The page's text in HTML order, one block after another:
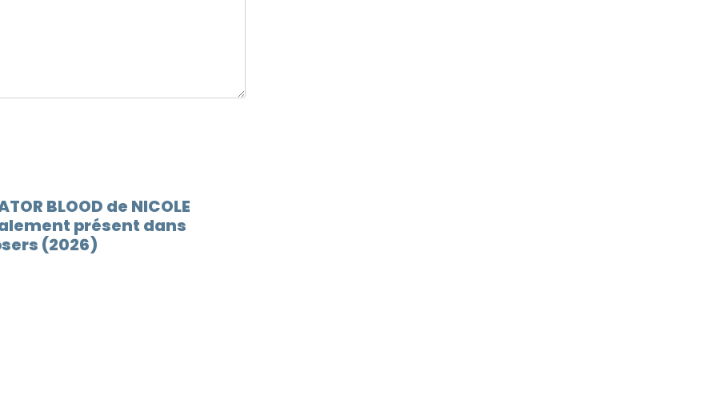
BLOOD de NICOLE
présent dans
(2026)